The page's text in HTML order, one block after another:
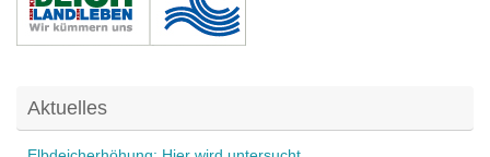
Aktuelles